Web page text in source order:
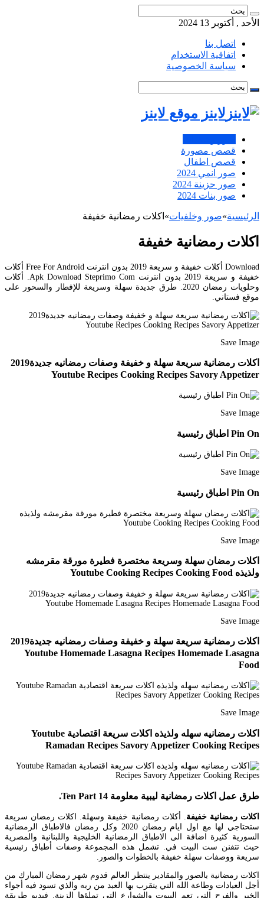
الأحد , أكتوبر 13 2024
اتصل بنا
اتفاقية الاستخدام
سياسة الخصوصية
لاينز موقع لاينز
قصص مصورة
قصص اطفال
صور انمي 2024
صور حزينة 2024
صور بنات 2024
الرئيسية»صور وخلفيات» اكلات رمضانية خفيفة
اكلات رمضانية خفيفة
Download أكلات خفيفة و سريعة 2019 بدون انترنت Free For Android أكلات
خفيفة و سريعة 2019 بدون انترنت Apk Download Steprimo Com. أكلات
وحلويات رمضان 2020. طرق جديدة سهلة وسريعة للإفطار والسحور على
موقع فستاني.
Save Image
اكلات رمضانية سريعة سهلة و خفيفة وصفات رمضانيه جديدة2019
Youtube Recipes Cooking Recipes Savory Appetizer
Save Image
Pin On اطباق رئيسية
Save Image
Pin On اطباق رئيسية
Save Image
اكلات رمضان سهلة وسريعة مختصرة فطيرة مورقة مقرمشه
ولذيذه Youtube Cooking Recipes Cooking Food
Save Image
اكلات رمضانية سريعة سهلة و خفيفة وصفات رمضانيه جديدة2019
Youtube Homemade Lasagna Recipes Homemade Lasagna
Food
Save Image
اكلات رمضانيه سهله ولذيذه اكلات سريعة اقتصادية Youtube
Ramadan Recipes Savory Appetizer Cooking Recipes
طرق عمل اكلات رمضانية ليبية معلومة Ten Part 14.
اكلات رمضانية خفيفة . أكلات رمضانية خفيفة وسهلة. اكلات رمضان سريعة
ستحتاجي لها مع اول ايام رمضان 2020 وكل رمضان فالاطباق الرمضانية
السورية كثيرة اضافة الى الاطباق الرمضانية الخليجية واللبنانية والمصرية
حيث تتفنن ست البيت في. تشمل هذه المجموعة وصفات أطباق رئيسية
سريعة ووصفات سهلة خفيفة بالخطوات والصور.
اكلات رمضانية بالصور والمقادير ينتظر العالم قدوم شهر رمضان المبارك من
أجل العبادات وطاعة الله التي يتقرب بها العبد من ربه والذي تسود فيه أجواء
الخير والفرح التي تعم البيوت والشوارع التي تملؤها الزينة. فيديو طريقة